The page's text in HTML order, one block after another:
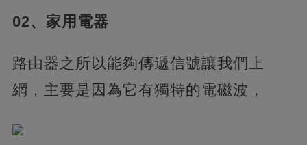
02、家用電器
路由器之所以能夠傳遞信號讓我們上
網，主要是因為它有獨特的電磁波，